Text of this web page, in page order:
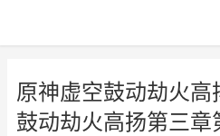
原神虚空鼓动劫火高
鼓动劫火高扬第三